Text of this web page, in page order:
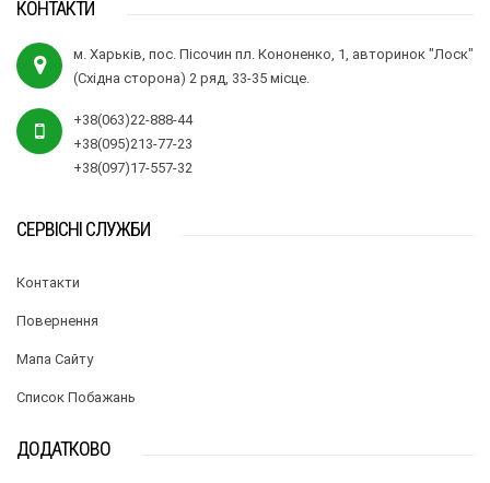
КОНТАКТИ
м. Харьків, пос. Пісочин пл. Кононенко, 1, авторинок "Лоск"
(Східна сторона) 2 ряд, 33-35 місце.
+38(063)22-888-44
+38(095)213-77-23
+38(097)17-557-32
СЕРВІСНІ СЛУЖБИ
Контакти
Повернення
Мапа Сайту
Список Побажань
ДОДАТКОВО